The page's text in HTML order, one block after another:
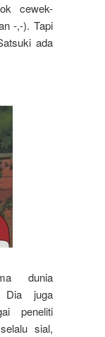
cewek-
-,-). Tapi
ada
dunia
Dia juga
peneliti
sial,